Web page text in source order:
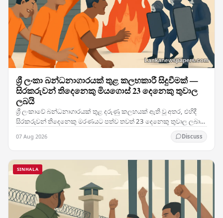
ශ්‍රී ලංකා බන්ධනාගාරයක් තුළ කලහකාරී සිදුවීමක් —
සිරකරුවන් තිදෙනෙකු මියගොස් 23 දෙනෙකු තුවාල
ලබයි
ශ්‍රී ලංකාවේ බන්ධනාගාරයක් තුළ දරුණු කලහයක් ඇති වූ අතර, එහිදී
සිරකරුවන් තිදෙනෙකු මරණයට පත්ව තවත් 23 දෙනෙකු තුවාල ලබා
07 Aug 2026 Discuss
SINHALA